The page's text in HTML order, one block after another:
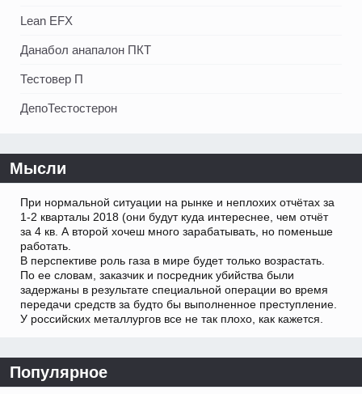
Lean EFX
Данабол анапалон ПКТ
Тестовер П
ДепоТестостерон
Мысли
При нормальной ситуации на рынке и неплохих отчётах за
1-2 кварталы 2018 (они будут куда интереснее, чем отчёт
за 4 кв. А второй хочеш много зарабатывать, но поменьше
работать.
В перспективе роль газа в мире будет только возрастать.
По ее словам, заказчик и посредник убийства были
задержаны в результате специальной операции во время
передачи средств за будто бы выполненное преступление.
У российских металлургов все не так плохо, как кажется.
Популярное